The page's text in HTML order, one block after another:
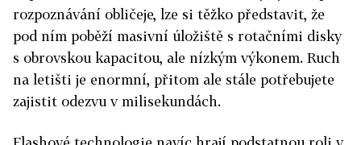
rozpoznávání obličeje, lze si těžko představit, že
pod ním poběží masivní úložiště s rotačními disky
s obrovskou kapacitou, ale nízkým výkonem. Ruch
na letišti je enormní, přitom ale stále potřebujete
zajistit odezvu v milisekundách.